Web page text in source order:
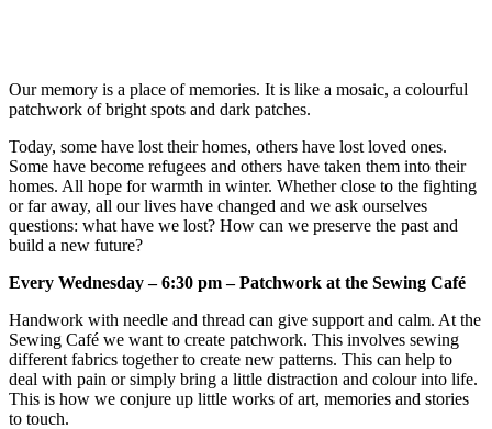
Our memory is a place of memories. It is like a mosaic, a colourful
patchwork of bright spots and dark patches.
Today, some have lost their homes, others have lost loved ones.
Some have become refugees and others have taken them into their
homes. All hope for warmth in winter. Whether close to the fighting
or far away, all our lives have changed and we ask ourselves
questions: what have we lost? How can we preserve the past and
build a new future?
Every Wednesday – 6:30 pm – Patchwork at the Sewing Café
Handwork with needle and thread can give support and calm. At the
Sewing Café we want to create patchwork. This involves sewing
different fabrics together to create new patterns. This can help to
deal with pain or simply bring a little distraction and colour into life.
This is how we conjure up little works of art, memories and stories
to touch.